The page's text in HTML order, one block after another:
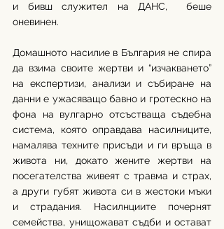
и бивш служител на ДАНС,  беше
оневинен.
Домашното насилие в България не спира
да взима своите жертви и “изчакването”
на експертизи, анализи и събиране на
данни е ужасяващо бавно и гротескно на
фона на вулгарно отсъстваща съдебна
система, която оправдава насилниците,
намалява техните присъди и ги връща в
живота ни, докато жените жертви на
посегателства живеят с травма и страх,
а други губят живота си в жестоки мъки
и страдания. Насилнциите почернят
семейства, унищожават съдби и остават